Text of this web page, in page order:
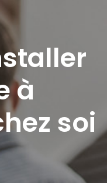
à
soi